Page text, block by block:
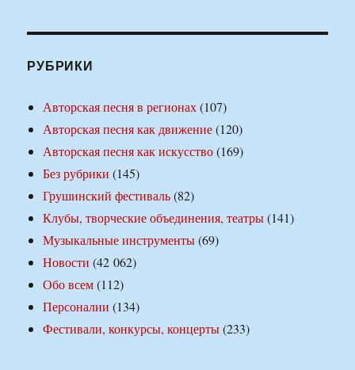
РУБРИКИ
Авторская песня в регионах(107)
Авторская песня как движение(120)
Авторская песня как искусство(169)
Без рубрики (145)
Грушинский фестиваль(82)
Клубы, творческие объединения, театры(141)
Музыкальные инструменты(69)
Новости (42 062)
Обо всем(112)
Персоналии (134)
Фестивали, конкурсы, концерты(233)